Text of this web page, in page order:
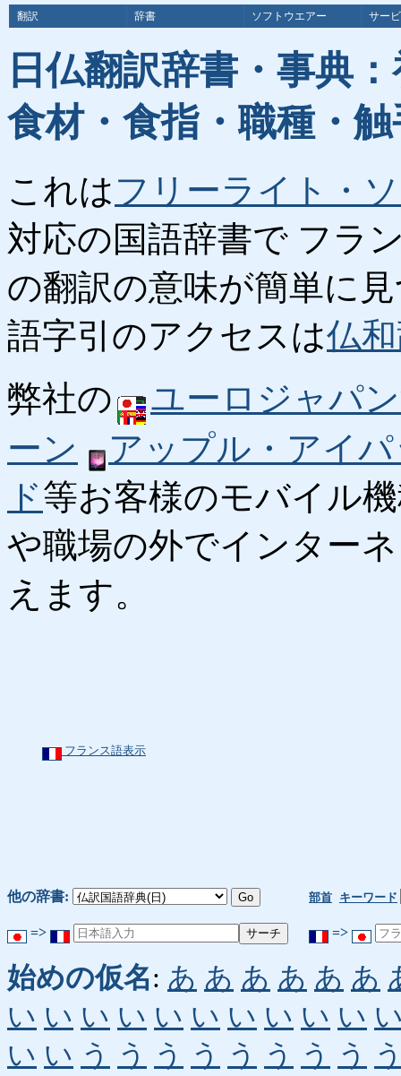
翻訳 辞書 ソフトウエアー サー
日仏翻訳辞書・事典
食材・食指・職種・
これはフリーライト・
対応の国語辞書で フラ
の翻訳の意味が簡単に
語字引のアクセスは仏
弊社の
ユーロジャパ
ーン
アップル・アイ
ド等お客様のモバイル
や職場の外でインター
えます。
フランス語表示
他の辞書: 部首 キーワード
=> =>
始めの仮名: あ あ あ あ あ あ
い い い い い い い い い い
い い う う う う う う う う